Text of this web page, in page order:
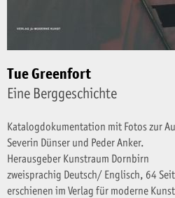
Tue Greenfort
Eine Berggeschichte
Katalogdokumentation mit Fotos zur
Severin Dünser und Peder Anker.
Herausgeber Kunstraum Dornbirn
zweisprachig Deutsch/ Englisch, 64
erschienen im Verlag für moderne